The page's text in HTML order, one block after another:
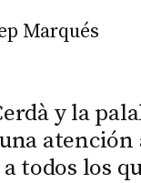
Marqués
y la
atención
todos los